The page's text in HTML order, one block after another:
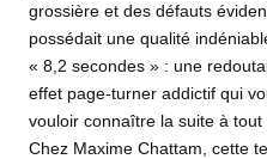
grossière et des défauts
possédait une qualité
« 8,2 secondes » : une
effet page-turner addictif qui
vouloir connaître la suite à
Chez Maxime Chattam, cette